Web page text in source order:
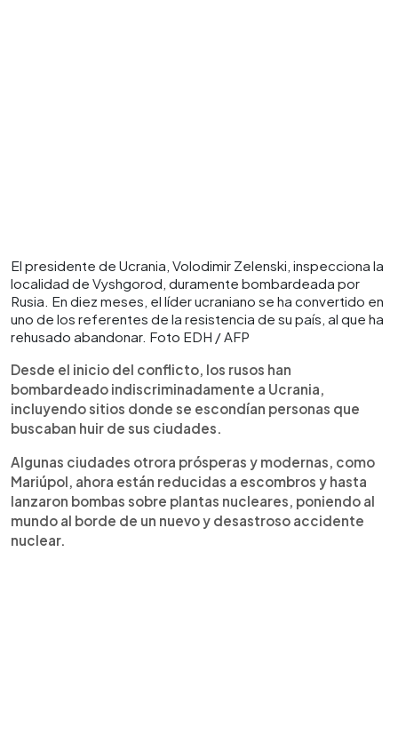
El presidente de Ucrania, Volodimir Zelenski, inspecciona la
localidad de Vyshgorod, duramente bombardeada por
Rusia. En diez meses, el líder ucraniano se ha convertido en
uno de los referentes de la resistencia de su país, al que ha
rehusado abandonar. Foto EDH / AFP
Desde el inicio del conflicto, los rusos han
bombardeado indiscriminadamente a Ucrania,
incluyendo sitios donde se escondían personas que
buscaban huir de sus ciudades.
Algunas ciudades otrora prósperas y modernas, como
Mariúpol, ahora están reducidas a escombros y hasta
lanzaron bombas sobre plantas nucleares, poniendo al
mundo al borde de un nuevo y desastroso accidente
nuclear.